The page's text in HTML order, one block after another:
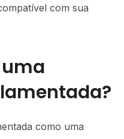
com sua
como uma